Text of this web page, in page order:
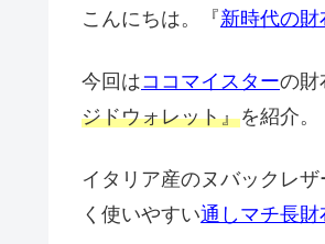
こんにちは。『新時代の財
今回はココマイスターの財
ジドウォレット』を紹介。
イタリア産のヌバックレ
く使いやすい通しマチ長財